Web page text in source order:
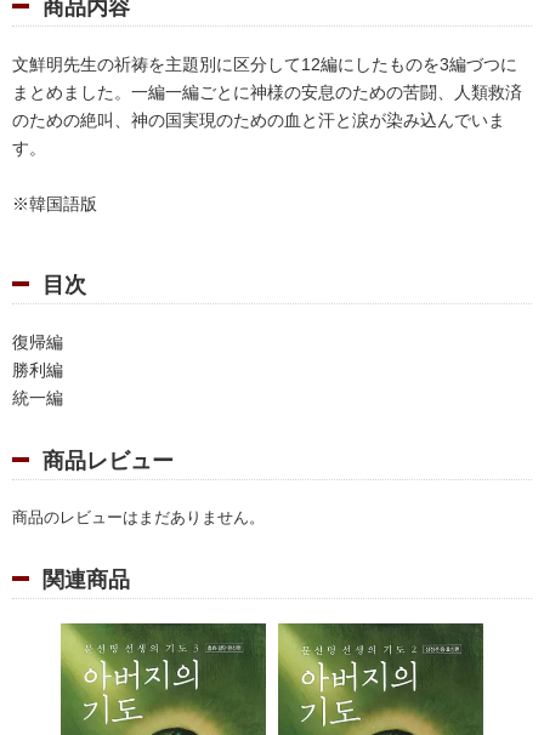
商品内容
文鮮明先生の祈祷を主題別に区分して12編にしたものを3編づつに
まとめました。一編一編ごとに神様の安息のための苦闘、人類救済
のための絶叫、神の国実現のための血と汗と涙が染み込んでいま
す。
※韓国語版
目次
復帰編
勝利編
統一編
商品レビュー
商品のレビューはまだありません。
関連商品